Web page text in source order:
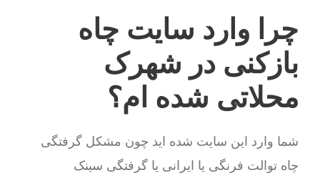
چرا وارد سایت چاه
بازکنی در شهرک
محلاتی شده ام؟
شما وارد این سایت شده اید چون مشکل گرفتگی
چاه توالت فرنگی یا ایرانی یا گرفتگی سینک